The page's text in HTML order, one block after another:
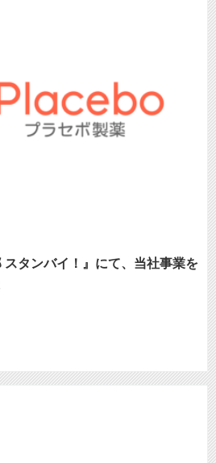
タンバイ！』にて、当社事業を